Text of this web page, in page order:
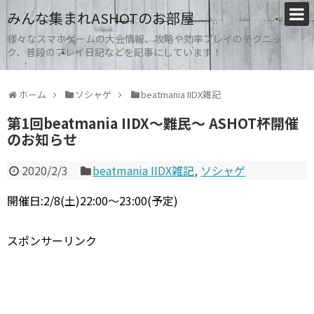
みんな集まれASHOTのお部屋
様々なスマホゲームの大会情報、攻略や効率プレイのテクニッ
ク、普段のプレイ日記などを記事にしています！
ホーム ソシャゲ beatmania IIDX雑記
第1回beatmania IIDX～難民～ ASHOT杯開催
のお知らせ
2020/2/3 beatmania IIDX雑記, ソシャゲ
開催日:2/8(土)22:00～23:00(予定)
スポンサーリンク